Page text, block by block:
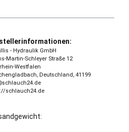
- Hydraulik GmbH
Martin-Schleyer Straße 12
Westfalen
Deutschland, 41199
schlauch24.de